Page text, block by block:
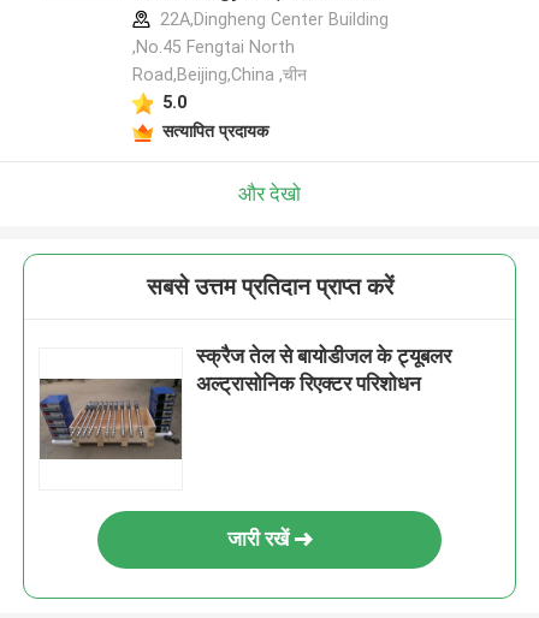
प्रोफ़ाइल
22A,Dingheng Center Building
,No.45 Fengtai North
Road,Beijing,China ,चीन
5.0
सत्यापित प्रदायक
और देखो
सबसे उत्तम प्रतिदान प्राप्त करें
स्क्रैज तेल से बायोडीजल के ट्यूबलर
अल्ट्रासोनिक रिएक्टर परिशोधन
जारी रखें